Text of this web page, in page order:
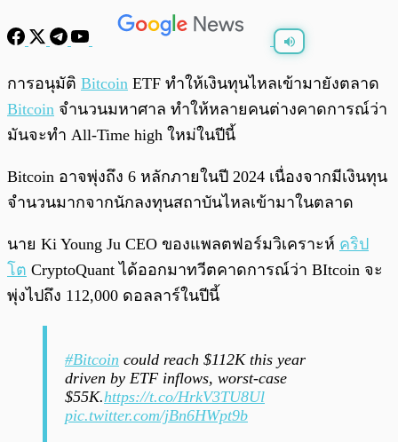
พร้อมเล่น /
การอนุมัติ Bitcoin ETF ทำให้เงินทุนไหลเข้ามายังตลาด
Bitcoin จำนวนมหาศาล ทำให้หลายคนต่างคาดการณ์ว่า
มันจะทำ All-Time high ใหม่ในปีนี้
Bitcoin อาจพุ่งถึง 6 หลักภายในปี 2024 เนื่องจากมีเงินทุน
จำนวนมากจากนักลงทุนสถาบันไหลเข้ามาในตลาด
นาย Ki Young Ju CEO ของแพลตฟอร์มวิเคราะห์ คริป
โต CryptoQuant ได้ออกมาทวีตคาดการณ์ว่า BItcoin จะ
พุ่งไปถึง 112,000 ดอลลาร์ในปีนี้
#Bitcoin could reach $112K this year
driven by ETF inflows, worst-case
$55K.https://t.co/HrkV3TU8Ul
pic.twitter.com/jBn6HWpt9b